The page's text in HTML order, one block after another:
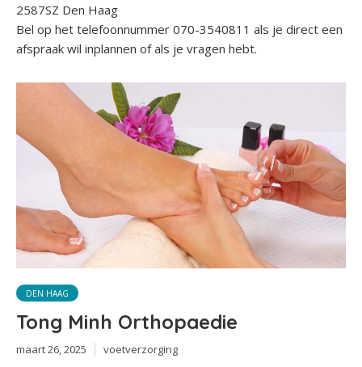
2587SZ Den Haag
Bel op het telefoonnummer 070-3540811 als je direct een
afspraak wil inplannen of als je vragen hebt.
DEN HAAG
Tong Minh Orthopaedie
maart 26, 2025 voetverzorging